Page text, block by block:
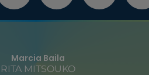
Marcia Baila
RITA MITSOUKO